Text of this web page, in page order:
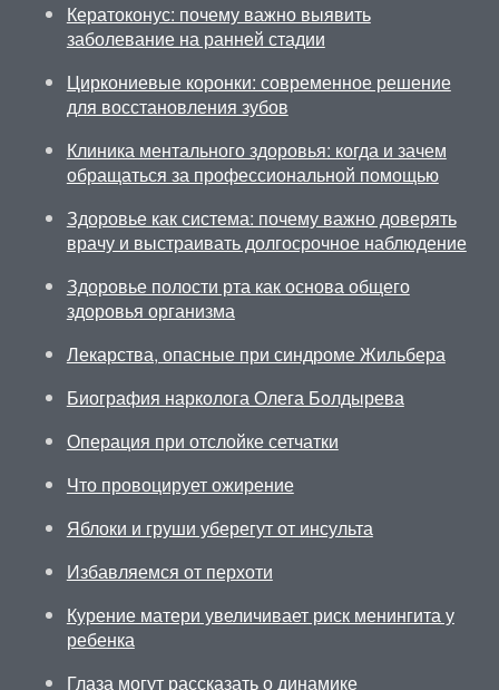
Кератоконус: почему важно выявить
заболевание на ранней стадии
Циркониевые коронки: современное решение
для восстановления зубов
Клиника ментального здоровья: когда и зачем
обращаться за профессиональной помощью
Здоровье как система: почему важно доверять
врачу и выстраивать долгосрочное наблюдение
Здоровье полости рта как основа общего
здоровья организма
Лекарства, опасные при синдроме Жильбера
Биография нарколога Олега Болдырева
Операция при отслойке сетчатки
Что провоцирует ожирение
Яблоки и груши уберегут от инсульта
Избавляемся от перхоти
Курение матери увеличивает риск менингита у
ребенка
Глаза могут рассказать о динамике